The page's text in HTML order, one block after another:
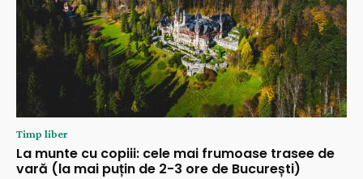
Timp liber
La munte cu copiii: cele mai frumoase trasee de
vară (la mai puțin de 2-3 ore de București)